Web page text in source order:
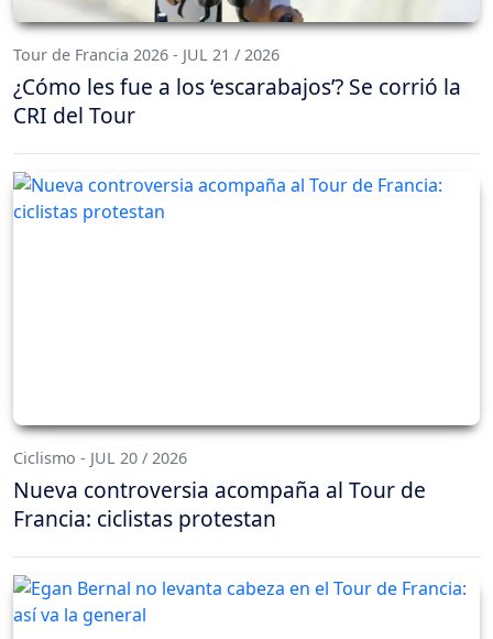
Tour de Francia 2026 - JUL 21 / 2026
¿Cómo les fue a los ‘escarabajos’? Se corrió la
CRI del Tour
Ciclismo - JUL 20 / 2026
Nueva controversia acompaña al Tour de
Francia: ciclistas protestan